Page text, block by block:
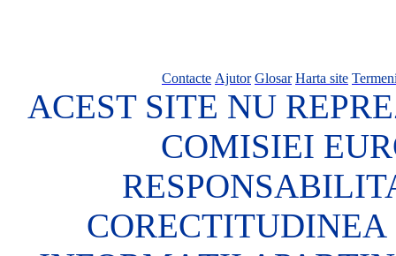
Contacte Ajutor Glosar Harta site
ACEST SITE NU
COMISIEI
CORECTITUDINEA